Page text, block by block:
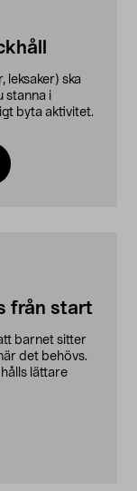
leksaker) ska
stanna i
byta aktivitet.
från start
barnet sitter
det behövs.
lättare